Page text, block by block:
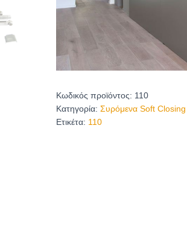
Κωδικός προϊόντος: 110
Κατηγορία: Συρόμενα Soft Closing
Ετικέτα: 110